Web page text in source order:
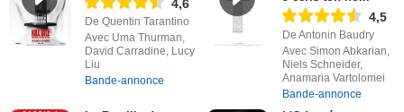
4,6
De Quentin Tarantino
Avec Uma Thurman,
David Carradine, Lucy
Liu
Bande-annonce
4,5
De Antonin Baudry
Avec Simon Abkarian,
Niels Schneider,
Anamaria Vartolomei
Bande-annonce